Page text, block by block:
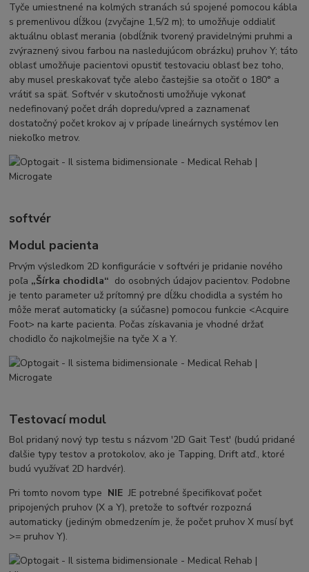
Tyče umiestnené na kolmých stranách sú spojené pomocou kábla
s premenlivou dĺžkou (zvyčajne 1,5/2 m); to umožňuje oddialiť
aktuálnu oblasť merania (obdĺžnik tvorený pravidelnými pruhmi a
zvýraznený sivou farbou na nasledujúcom obrázku) pruhov Y; táto
oblasť umožňuje pacientovi opustiť testovaciu oblasť bez toho,
aby musel preskakovať tyče alebo častejšie sa otočiť o 180° a
vrátiť sa späť. Softvér v skutočnosti umožňuje vykonať
nedefinovaný počet dráh dopredu/vpred a zaznamenať
dostatočný počet krokov aj v prípade lineárnych systémov len
niekoľko metrov.
softvér
Modul pacienta
Prvým výsledkom 2D konfigurácie v softvéri je pridanie nového
poľa „Šírka chodidla“ do osobných údajov pacientov. Podobne
je tento parameter už prítomný pre dĺžku chodidla a systém ho
môže merať automaticky (a súčasne) pomocou funkcie <Acquire
Foot> na karte pacienta. Počas získavania je vhodné držať
chodidlo čo najkolmejšie na tyče X a Y.
Testovací modul
Bol pridaný nový typ testu s názvom '2D Gait Test' (budú pridané
ďalšie typy testov a protokolov, ako je Tapping, Drift atď., ktoré
budú využívať 2D hardvér).
Pri tomto novom type NIE JE potrebné špecifikovať počet
pripojených pruhov (X a Y), pretože to softvér rozpozná
automaticky (jediným obmedzením je, že počet pruhov X musí byť
>= pruhov Y).